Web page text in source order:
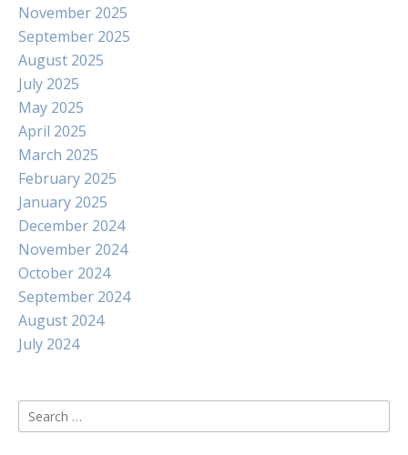
November 2025
September 2025
August 2025
July 2025
May 2025
April 2025
March 2025
February 2025
January 2025
December 2024
November 2024
October 2024
September 2024
August 2024
July 2024
Search
for: